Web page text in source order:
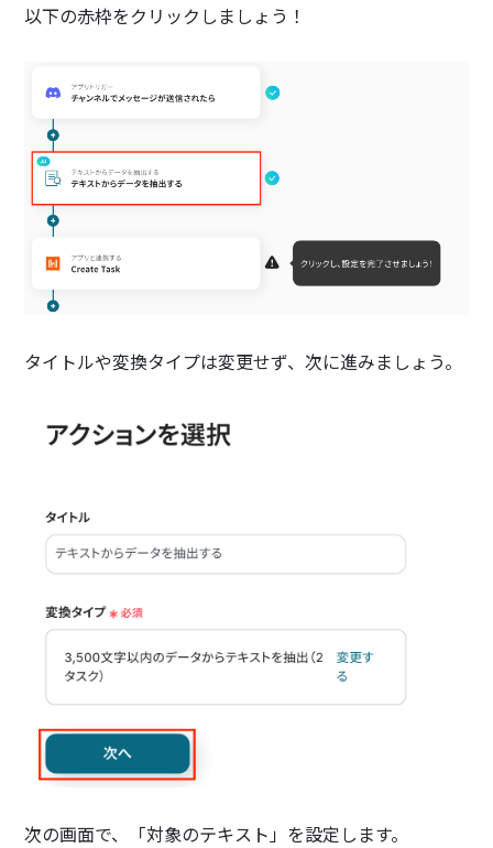
以下の赤枠をクリックしましょう！
タイトルや変換タイプは変更せず、次に進みましょう。
次の画面で、「対象のテキスト」を設定します。